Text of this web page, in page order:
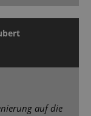
auf die